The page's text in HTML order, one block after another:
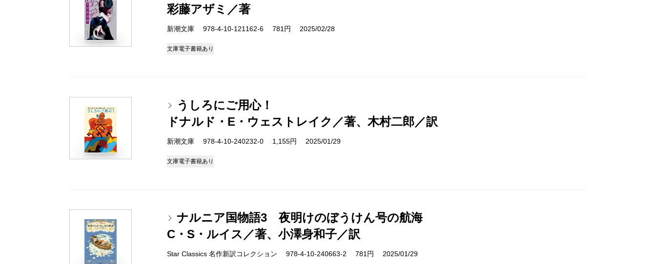
彩藤アザミ／著
新潮文庫 978-4-10-121162-6 781円 2025/02/28
文庫電子書籍あり
うしろにご用心！
ドナルド・E・ウェストレイク／著、木村二郎／訳
新潮文庫 978-4-10-240232-0 1,155円 2025/01/29
文庫電子書籍あり
ナルニア国物語3 夜明けのぼうけん号の航海
C・S・ルイス／著、小澤身和子／訳
Star Classics 名作新訳コレクション 978-4-10-240663-2 781円 2025/01/29